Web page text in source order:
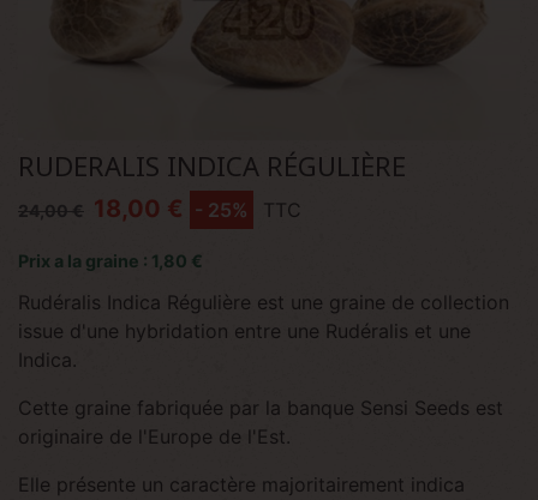
RUDERALIS INDICA RÉGULIÈRE
24,00 € 18,00 € - 25% TTC
Prix a la graine : 1,80 €
Rudéralis Indica Régulière est une graine de collection
issue d'une hybridation entre une Rudéralis et une
Indica.
Cette graine fabriquée par la banque Sensi Seeds est
originaire de l'Europe de l'Est.
Elle présente un caractère majoritairement indica